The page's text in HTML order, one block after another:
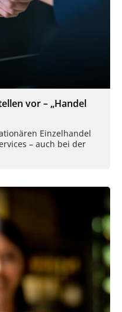
vor – „Handel
Einzelhandel
– auch bei der